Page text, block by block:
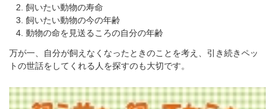
飼いたい動物の寿命
飼いたい動物の今の年齢
動物の命を見送るころの自分の年齢
万が一、自分が飼えなくなったときのことを考え、引き続きペッ
トの世話をしてくれる人を探すのも大切です。